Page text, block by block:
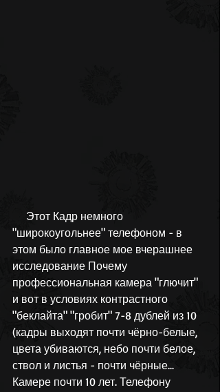
"широкоугольнее" телефоном - в
этом было главное мое вчерашнее
исследование Почему
профессиональная камера "глючит"
и вот в условиях контрастного
"беклайта" "гробит" 7-8 дублей из 10
(кадры выходят почти чёрно-белые,
цвета убиваются, небо почти белое,
ствол и листья - почти чёрные...
Камере почти 10 лет. Телефону